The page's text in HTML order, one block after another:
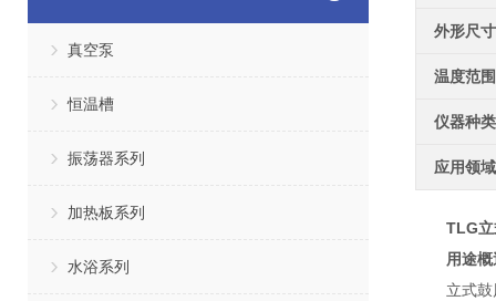
真空泵
恒温槽
振荡器系列
加热板系列
水浴系列
外形尺寸
温度范围
仪器种类
应用领域
TLG
用途概
立式鼓风